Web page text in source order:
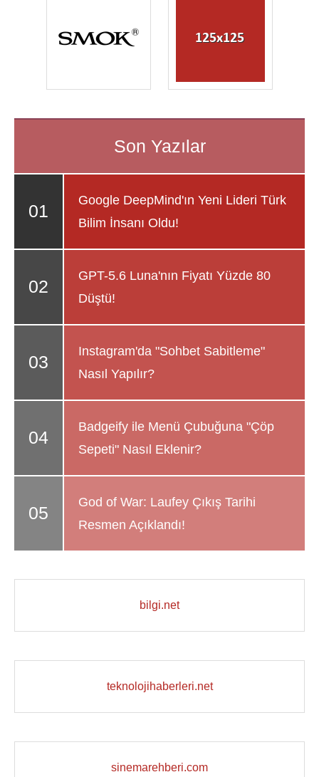
Google DeepMind'ın Yeni Lideri Türk
Bilim İnsanı Oldu!
GPT-5.6 Luna'nın Fiyatı Yüzde 80
Düştü!
Instagram'da "Sohbet Sabitleme"
Nasıl Yapılır?
Badgeify ile Menü Çubuğuna "Çöp
Sepeti" Nasıl Eklenir?
God of War: Laufey Çıkış Tarihi
Resmen Açıklandı!
bilgi.net
teknolojihaberleri.net
sinemarehberi.com